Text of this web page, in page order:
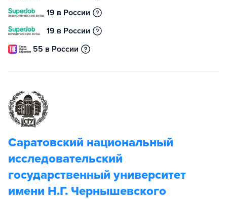
19 в России
19 в России
55 в России
Саратовский национальный
исследовательский
государственный университет
имени Н.Г. Чернышевского